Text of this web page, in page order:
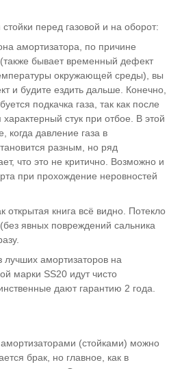
перед газовой и на оборот:
амортизатора, по причине
бывает временный дефект
окружающей среды), вы
и будите ездить дальше. Конечно,
подкачка газа, так как после
стук при отбое. В этой
когда давление газа в
разным, но ряд
что это не критично. Возможно и
при прохождение неровностей
открытая книга всё видно. Потекло
явных повреждений сальника
амортизаторов на
марки SS20 идут чисто
дают гарантию 2 года.
(стойками) можно
брак, но главное, как в